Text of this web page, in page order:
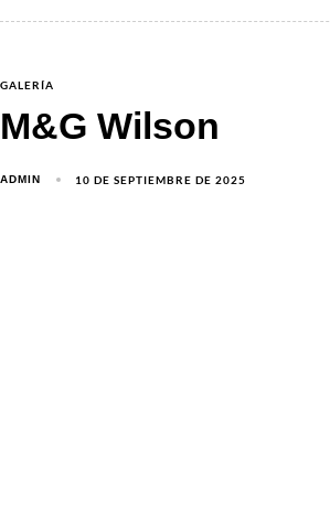
GALERÍA
M&G Wilson
ADMIN 10 DE SEPTIEMBRE DE 2025